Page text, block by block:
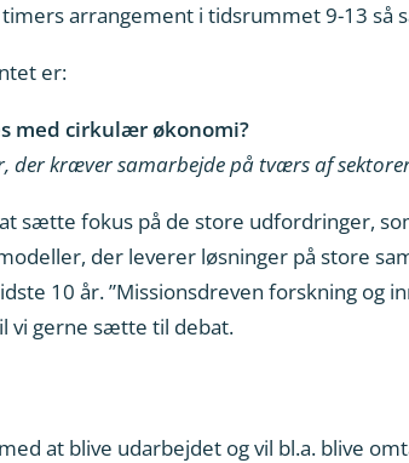
arrangement i tidsrummet 9-13
er:
med cirkulær økonomi?
der kræver samarbejde på tværs af
sætte fokus på de store udfordringer,
der leverer løsninger på store
10 år. ”Missionsdreven forskning og
vi gerne sætte til debat.
at blive udarbejdet og vil bl.a. blive